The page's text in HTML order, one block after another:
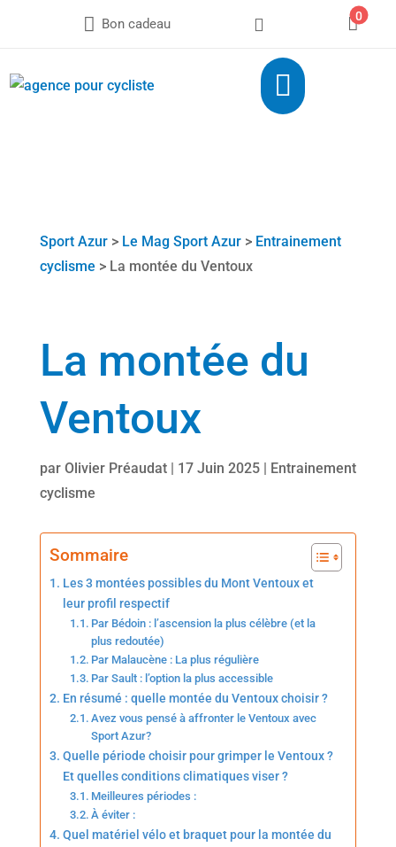
 Bon cadeau  0

Sport Azur> Le Mag Sport Azur> Entrainement
cyclisme > La montée du Ventoux
La montée du
Ventoux
par Olivier Préaudat| 17 Juin 2025| Entrainement
cyclisme
Sommaire
Les 3 montées possibles du Mont Ventoux et
leur profil respectif
Par Bédoin : l’ascension la plus célèbre (et la
plus redoutée)
Par Malaucène : La plus régulière
Par Sault : l’option la plus accessible
En résumé : quelle montée du Ventoux choisir ?
Avez vous pensé à affronter le Ventoux avec
Sport Azur?
Quelle période choisir pour grimper le Ventoux ?
Et quelles conditions climatiques viser ?
Meilleures périodes :
À éviter :
Quel matériel vélo et braquet pour la montée du